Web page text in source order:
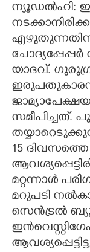
CARTOONS
LITERATURE
ZOOM
CONTACT US
ന്യൂഡൽഹി:
എഴുതുന്നതിന്
യാദവ്.
സമീപിച്ചത്.
15
മറ്റന്നാൾ
മറുപടി
സെൻട്രൽ